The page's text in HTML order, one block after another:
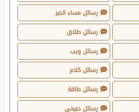
رسائل مساء الخير
رسائل طلاق
رسائل ويب
رسائل كلام
رسائل طاقة
رسائل حبيبتي